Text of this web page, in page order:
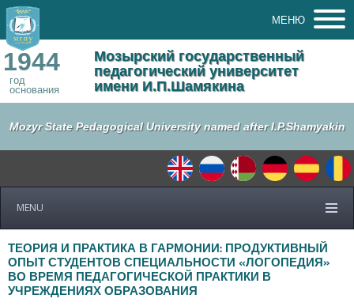
МЕНЮ
1944
год
основания
Мозырский государственный
педагогический университет
имени И.П.Шамякина
Mozyr State Pedagogical University named after I.P.Shamyakin
MENU
ТЕОРИЯ И ПРАКТИКА В ГАРМОНИИ: ПРОДУКТИВНЫЙ
ОПЫТ СТУДЕНТОВ СПЕЦИАЛЬНОСТИ «ЛОГОПЕДИЯ»
ВО ВРЕМЯ ПЕДАГОГИЧЕСКОЙ ПРАКТИКИ В
УЧРЕЖДЕНИЯХ ОБРАЗОВАНИЯ